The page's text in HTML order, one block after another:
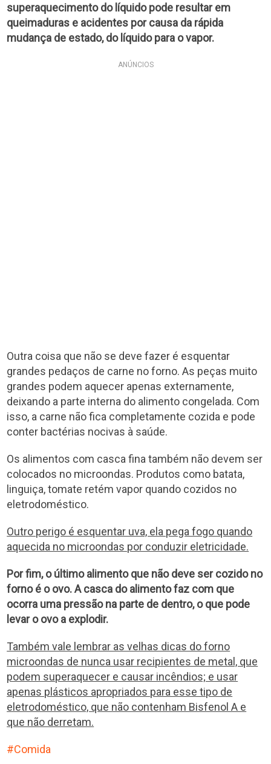
superaquecimento do líquido pode resultar em
queimaduras e acidentes por causa da rápida
mudança de estado, do líquido para o vapor.
ANÚNCIOS
Outra coisa que não se deve fazer é esquentar
grandes pedaços de carne no forno. As peças muito
grandes podem aquecer apenas externamente,
deixando a parte interna do alimento congelada. Com
isso, a carne não fica completamente cozida e pode
conter bactérias nocivas à saúde.
Os alimentos com casca fina também não devem ser
colocados no microondas. Produtos como batata,
linguiça, tomate retém vapor quando cozidos no
eletrodoméstico.
Outro perigo é esquentar uva, ela pega fogo quando
aquecida no microondas por conduzir eletricidade.
Por fim, o último alimento que não deve ser cozido no
forno é o ovo. A casca do alimento faz com que
ocorra uma pressão na parte de dentro, o que pode
levar o ovo a explodir.
Também vale lembrar as velhas dicas do forno
microondas de nunca usar recipientes de metal, que
podem superaquecer e causar incêndios; e usar
apenas plásticos apropriados para esse tipo de
eletrodoméstico, que não contenham Bisfenol A e
que não derretam.
Comida